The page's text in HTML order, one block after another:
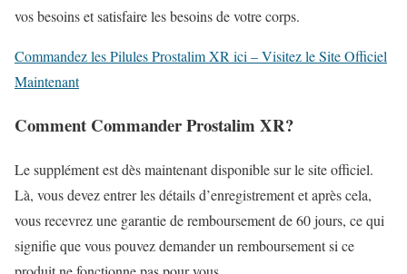
vos besoins et satisfaire les besoins de votre corps.
Commandez les Pilules Prostalim XR ici – Visitez le Site Officiel
Maintenant
Comment Commander Prostalim XR?
Le supplément est dès maintenant disponible sur le site officiel.
Là, vous devez entrer les détails d’enregistrement et après cela,
vous recevrez une garantie de remboursement de 60 jours, ce qui
signifie que vous pouvez demander un remboursement si ce